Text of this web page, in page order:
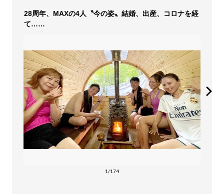
28周年、MAXの4人〝今の姿〟結婚、出産、コロナを経
て……
1/174